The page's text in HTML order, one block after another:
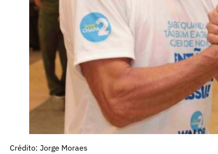
Crédito: Jorge Moraes